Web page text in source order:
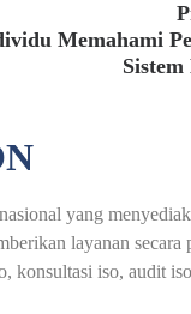
Memahami
yang
layanan
konsultasi iso, audit